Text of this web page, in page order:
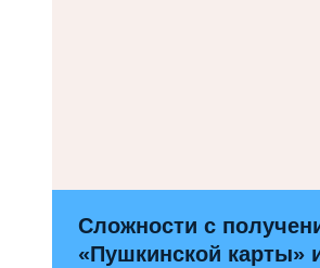
Сложности с
«Пушкинской карты»